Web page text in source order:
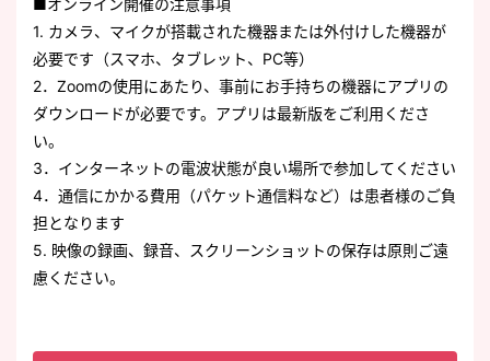
1. カメラ、マイクが搭載された機器または外付けした機器が
必要です（スマホ、タブレット、PC等）
2．Zoomの使用にあたり、事前にお手持ちの機器にアプリの
ダウンロードが必要です。アプリは最新版をご利用くださ
い。
3．インターネットの電波状態が良い場所で参加してください
4．通信にかかる費用（パケット通信料など）は患者様のご負
担となります
5. 映像の録画、録音、スクリーンショットの保存は原則ご遠
慮ください。